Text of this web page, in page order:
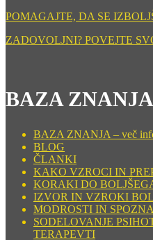
POMAGAJTE, DA SE
ZADOVOLJNI? POVEJTE
BAZA
BAZA ZNANJA – več
BLOG
ČLANKI
KAKO VZROCI IN
KORAKI DO
IZVOR IN VZROKI
MODROSTI IN
SODELOVANJE
TERAPEVTI